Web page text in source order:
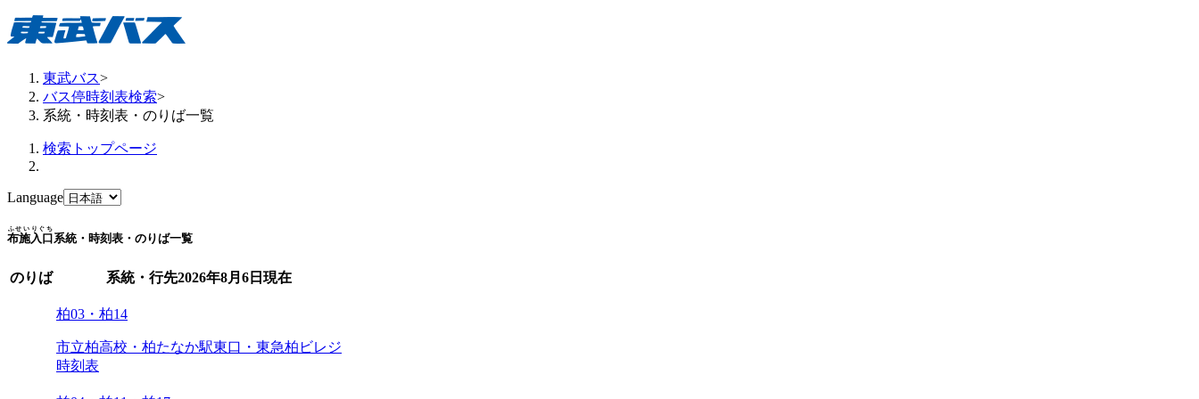
東武バス>
バス停時刻表検索>
系統・時刻表・のりば一覧
検索トップページ
Language
布施入口
ふせいりぐち
系統・時刻表・のりば一覧
のりば 系統・行先2026年8月6日 現在
柏03・柏14
市立柏高校・柏たなか駅東口・東急柏ビレジ
時刻表